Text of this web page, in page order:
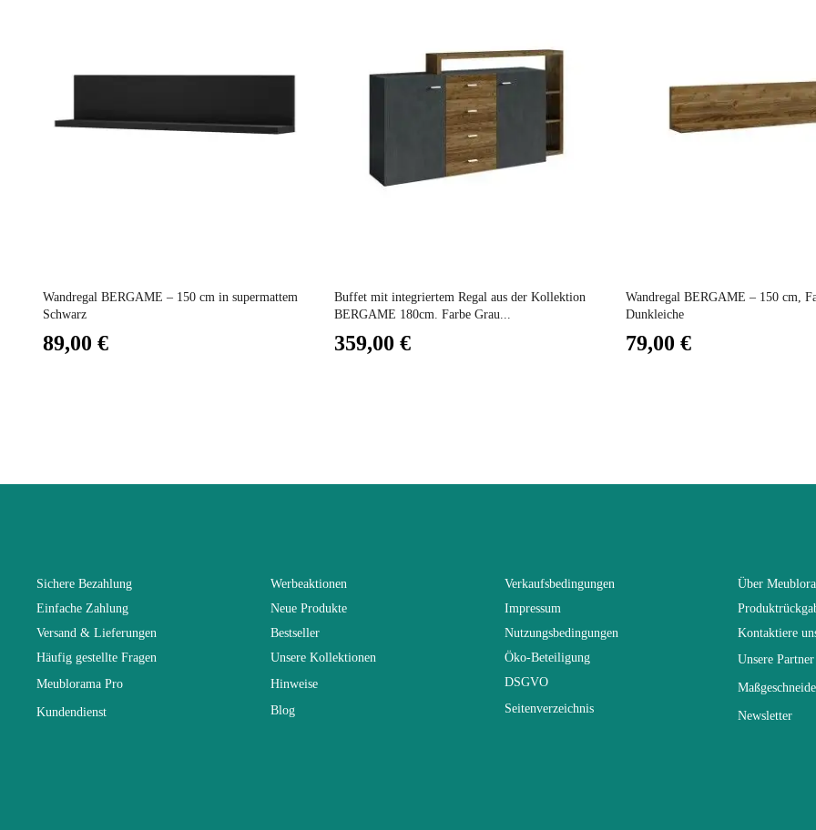
Lieferzeiten (Anz. Tage) 7
70x53x70
Elektrisch
Fest
Faltbar Nicht faltbar
Wandregal BERGAME – 150 cm in supermattem
Schwarz
89,00 €
Buffet mit integriertem Regal aus der Kollektion
BERGAME 180cm. Farbe Grau...
359,00 €
Wandregal BERGAME – 150 cm,
Dunkleiche
79,00 €
Sichere Bezahlung
Einfache Zahlung
Versand & Lieferungen
Häufig gestellte Fragen
Meublorama Pro
Kundendienst
Werbeaktionen
Neue Produkte
Bestseller
Unsere Kollektionen
Hinweise
Blog
Verkaufsbedingungen
Impressum
Nutzungsbedingungen
Öko-Beteiligung
DSGVO
Seitenverzeichnis
Über
Kontaktiere
Unsere Partner
Newsletter